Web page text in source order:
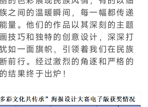
之间的温暖瞬间，每一幅都传递
量。他们的作品以其深刻的主题
技巧和独特的创意设计，深深打
如一面旗帜，引领着我们在民族
前行。经过激烈的角逐和严格的
结果终于出炉！